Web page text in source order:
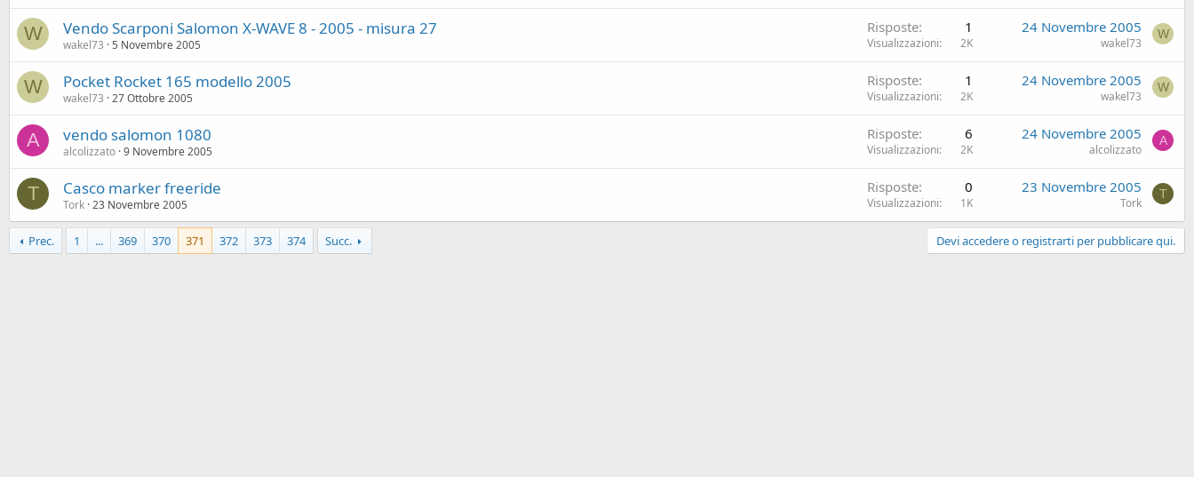
W Vendo Scarponi Salomon X-WAVE 8 - 2005 - misura 27
wakel73 5 Novembre 2005
Risposte 1
Visualizzazioni 2K
24 Novembre 2005
wakel73
W
W Pocket Rocket 165 modello 2005
wakel73 27 Ottobre 2005
Risposte 1
Visualizzazioni 2K
24 Novembre 2005
wakel73
W
A vendo salomon 1080
alcolizzato 9 Novembre 2005
Risposte 6
Visualizzazioni 2K
24 Novembre 2005
alcolizzato
A
T Casco marker freeride
Tork 23 Novembre 2005
Risposte 0
Visualizzazioni 1K
23 Novembre 2005
Tork
T
Prec. 1 ... 369 370 371 372 373 374 Succ. Devi accedere o registrarti per pubblicare qui.